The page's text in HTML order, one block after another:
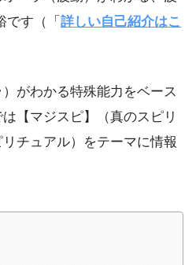
です（「 詳しい自己紹介はこ
がわかる特殊能力をベース
【マジスピ】（真のスピリ
チュアル）をテーマに情報